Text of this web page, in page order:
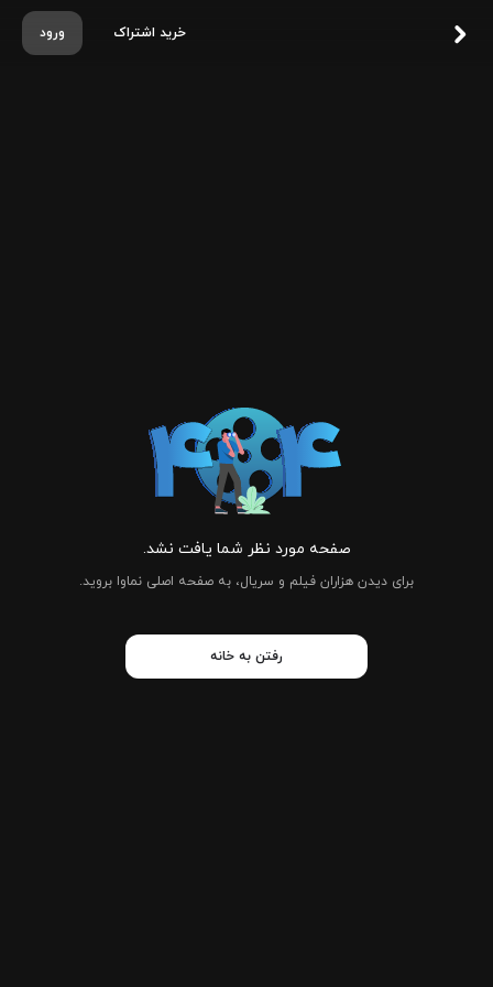
ورود خرید اشتراک
صفحه مورد نظر شما یافت نشد.
برای دیدن هزاران فیلم و سریال، به صفحه اصلی نماوا بروید.
رفتن به خانه